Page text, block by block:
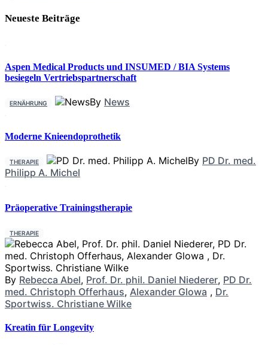
Neueste Beiträge
Aspen Medical Products und INSUMED / BIA Systems
besiegeln Vertriebspartnerschaft
ERNÄHRUNG By News
Moderne Knieendoprothetik
THERAPIE By PD Dr. med.
Philipp A. Michel
Präoperative Trainingstherapie
THERAPIE
By Rebecca Abel, Prof. Dr. phil. Daniel Niederer, PD Dr.
med. Christoph Offerhaus, Alexander Glowa , Dr.
Sportwiss. Christiane Wilke
Kreatin für Longevity